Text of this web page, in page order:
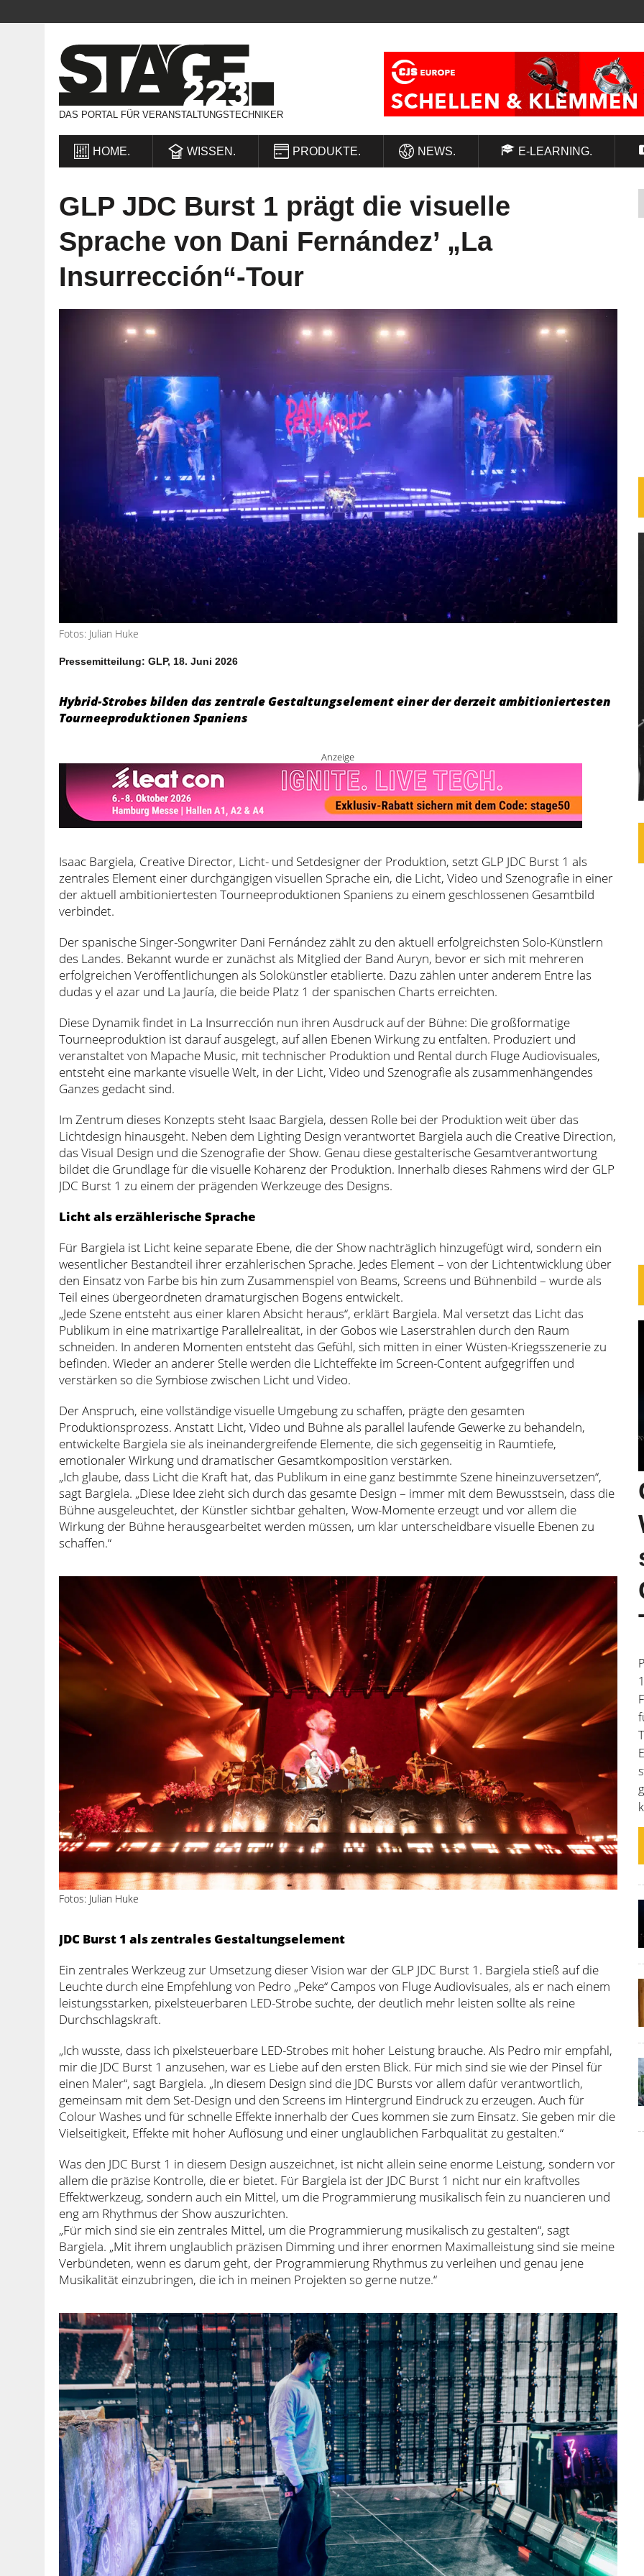
DAS PORTAL FÜR VERANSTALTUNGSTECHNIKER
HOME. WISSEN. PRODUKTE. NEWS. E-LEARNING.
GLP JDC Burst 1 prägt die visuelle
Sprache von Dani Fernández’ „La
Insurrección“-Tour
Fotos: Julian Huke
Pressemitteilung: GLP, 18. Juni 2026
Hybrid-Strobes bilden das zentrale Gestaltungselement einer der derzeit ambitioniertesten
Tourneeproduktionen Spaniens
Anzeige
Isaac Bargiela, Creative Director, Licht- und Setdesigner der Produktion, setzt GLP JDC Burst 1 als
zentrales Element einer durchgängigen visuellen Sprache ein, die Licht, Video und Szenografie in einer
der aktuell ambitioniertesten Tourneeproduktionen Spaniens zu einem geschlossenen Gesamtbild
verbindet.
Der spanische Singer-Songwriter Dani Fernández zählt zu den aktuell erfolgreichsten Solo-Künstlern
des Landes. Bekannt wurde er zunächst als Mitglied der Band Auryn, bevor er sich mit mehreren
erfolgreichen Veröffentlichungen als Solokünstler etablierte. Dazu zählen unter anderem Entre las
dudas y el azar und La Jauría, die beide Platz 1 der spanischen Charts erreichten.
Diese Dynamik findet in La Insurrección nun ihren Ausdruck auf der Bühne: Die großformatige
Tourneeproduktion ist darauf ausgelegt, auf allen Ebenen Wirkung zu entfalten. Produziert und
veranstaltet von Mapache Music, mit technischer Produktion und Rental durch Fluge Audiovisuales,
entsteht eine markante visuelle Welt, in der Licht, Video und Szenografie als zusammenhängendes
Ganzes gedacht sind.
Im Zentrum dieses Konzepts steht Isaac Bargiela, dessen Rolle bei der Produktion weit über das
Lichtdesign hinausgeht. Neben dem Lighting Design verantwortet Bargiela auch die Creative Direction,
das Visual Design und die Szenografie der Show. Genau diese gestalterische Gesamtverantwortung
bildet die Grundlage für die visuelle Kohärenz der Produktion. Innerhalb dieses Rahmens wird der GLP
JDC Burst 1 zu einem der prägenden Werkzeuge des Designs.
Licht als erzählerische Sprache
Für Bargiela ist Licht keine separate Ebene, die der Show nachträglich hinzugefügt wird, sondern ein
wesentlicher Bestandteil ihrer erzählerischen Sprache. Jedes Element – von der Lichtentwicklung über
den Einsatz von Farbe bis hin zum Zusammenspiel von Beams, Screens und Bühnenbild – wurde als
Teil eines übergeordneten dramaturgischen Bogens entwickelt.
„Jede Szene entsteht aus einer klaren Absicht heraus“, erklärt Bargiela. Mal versetzt das Licht das
Publikum in eine matrixartige Parallelrealität, in der Gobos wie Laserstrahlen durch den Raum
schneiden. In anderen Momenten entsteht das Gefühl, sich mitten in einer Wüsten-Kriegsszenerie zu
befinden. Wieder an anderer Stelle werden die Lichteffekte im Screen-Content aufgegriffen und
verstärken so die Symbiose zwischen Licht und Video.
Der Anspruch, eine vollständige visuelle Umgebung zu schaffen, prägte den gesamten
Produktionsprozess. Anstatt Licht, Video und Bühne als parallel laufende Gewerke zu behandeln,
entwickelte Bargiela sie als ineinandergreifende Elemente, die sich gegenseitig in Raumtiefe,
emotionaler Wirkung und dramatischer Gesamtkomposition verstärken.
„Ich glaube, dass Licht die Kraft hat, das Publikum in eine ganz bestimmte Szene hineinzuversetzen“,
sagt Bargiela. „Diese Idee zieht sich durch das gesamte Design – immer mit dem Bewusstsein, dass die
Bühne ausgeleuchtet, der Künstler sichtbar gehalten, Wow-Momente erzeugt und vor allem die
Wirkung der Bühne herausgearbeitet werden müssen, um klar unterscheidbare visuelle Ebenen zu
schaffen.“
Fotos: Julian Huke
JDC Burst 1 als zentrales Gestaltungselement
Ein zentrales Werkzeug zur Umsetzung dieser Vision war der GLP JDC Burst 1. Bargiela stieß auf die
Leuchte durch eine Empfehlung von Pedro „Peke“ Campos von Fluge Audiovisuales, als er nach einem
leistungsstarken, pixelsteuerbaren LED-Strobe suchte, der deutlich mehr leisten sollte als reine
Durchschlagskraft.
„Ich wusste, dass ich pixelsteuerbare LED-Strobes mit hoher Leistung brauche. Als Pedro mir empfahl,
mir die JDC Burst 1 anzusehen, war es Liebe auf den ersten Blick. Für mich sind sie wie der Pinsel für
einen Maler“, sagt Bargiela. „In diesem Design sind die JDC Bursts vor allem dafür verantwortlich,
gemeinsam mit dem Set-Design und den Screens im Hintergrund Eindruck zu erzeugen. Auch für
Colour Washes und für schnelle Effekte innerhalb der Cues kommen sie zum Einsatz. Sie geben mir die
Vielseitigkeit, Effekte mit hoher Auflösung und einer unglaublichen Farbqualität zu gestalten.“
Was den JDC Burst 1 in diesem Design auszeichnet, ist nicht allein seine enorme Leistung, sondern vor
allem die präzise Kontrolle, die er bietet. Für Bargiela ist der JDC Burst 1 nicht nur ein kraftvolles
Effektwerkzeug, sondern auch ein Mittel, um die Programmierung musikalisch fein zu nuancieren und
eng am Rhythmus der Show auszurichten.
„Für mich sind sie ein zentrales Mittel, um die Programmierung musikalisch zu gestalten“, sagt
Bargiela. „Mit ihrem unglaublich präzisen Dimming und ihrer enormen Maximalleistung sind sie meine
Verbündeten, wenn es darum geht, der Programmierung Rhythmus zu verleihen und genau jene
Musikalität einzubringen, die ich in meinen Projekten so gerne nutze.“